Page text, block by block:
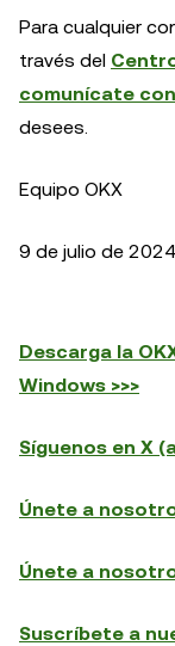
Para cualquier
través del
comunícate
desees.
Equipo OKX
9 de julio de 2024
Descarga la
Windows >>>
Síguenos en X
Únete a
Únete a
Suscríbete a